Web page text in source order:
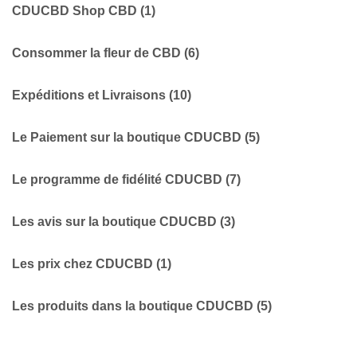
CDUCBD Shop CBD (1)
Consommer la fleur de CBD (6)
Expéditions et Livraisons (10)
Le Paiement sur la boutique CDUCBD (5)
Le programme de fidélité CDUCBD (7)
Les avis sur la boutique CDUCBD (3)
Les prix chez CDUCBD (1)
Les produits dans la boutique CDUCBD (5)